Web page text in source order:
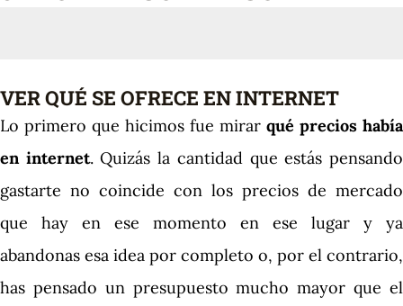
VER QUÉ SE OFRECE EN INTERNET
Lo primero que hicimos fue mirar qué precios había
en internet. Quizás la cantidad que estás pensando
gastarte no coincide con los precios de mercado
que hay en ese momento en ese lugar y ya
abandonas esa idea por completo o, por el contrario,
has pensado un presupuesto mucho mayor que el